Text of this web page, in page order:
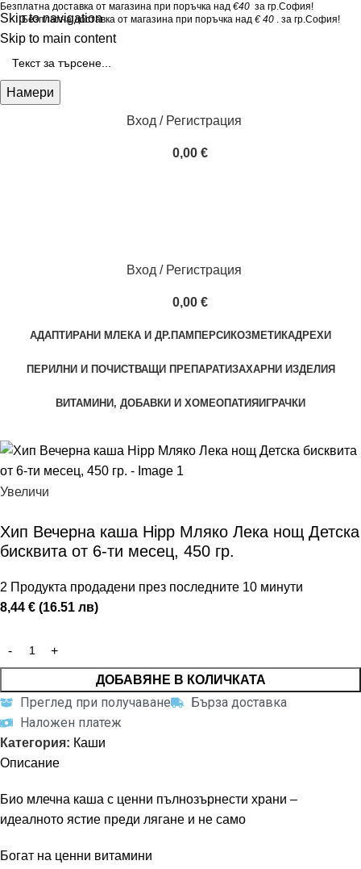
Skip to navigation
Skip to main content
Безплатна доставка от магазина при поръчка над €40 за гр.София!
Безплатна доставка от магазина при поръчка над € 40 . за гр.София!
Намери
Вход / Регистрация
0,00 €
Вход / Регистрация
0,00 €
АДАПТИРАНИ МЛЕКА И ДР. ПАМПЕРСИ КОЗМЕТИКАДРЕХИ
ПЕРИЛНИ И ПОЧИСТВАЩИ ПРЕПАРАТИЗАХАРНИ ИЗДЕЛИЯ
ВИТАМИНИ, ДОБАВКИ И ХОМЕОПАТИЯ ИГРАЧКИ
Увеличи
Хип Вечерна каша Hipp Мляко Лека нощ Детска
бисквита от 6-ти месец, 450 гр.
2 Продукта продадени през последните 10 минути
8,44 € (16.51 лв)
ДОБАВЯНЕ В КОЛИЧКАТА
Преглед при получаване
Бърза доставка
Наложен платеж
Категория: Каши
Описание
Био млечна каша с ценни пълнозърнести храни –
идеалното ястие преди лягане и не само
Богат на ценни витамини